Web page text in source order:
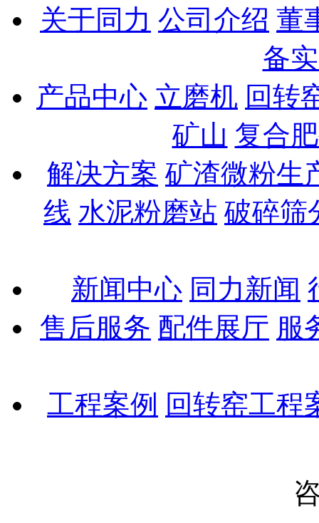
关于同力 公司介绍 董
备
产品中心 立磨机 回转
矿山 复合
解决方案 矿渣微粉生
线 水泥粉磨站 破碎筛
新闻中心 同力新闻
售后服务 配件展厅 服
工程案例 回转窑工程